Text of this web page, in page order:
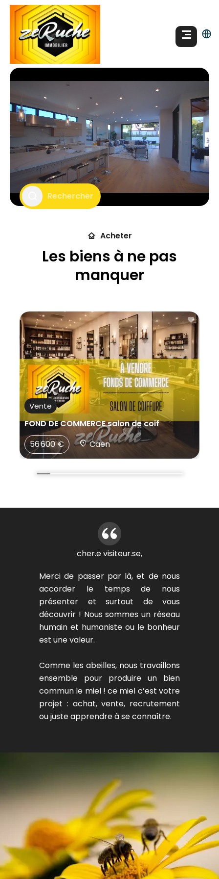
Rechercher
Ville
critères
Acheter
Les biens à ne pas
manquer
Vente
FOND DE COMMERCE salon de coif
56 600 €
Caen
cher.e visiteur.se,
Merci de passer par là, et de nous
accorder le temps de nous
présenter et surtout de vous
découvrir ! Nous sommes un réseau
humain et humaniste ou le bonheur
est une valeur.
Comme les abeilles, nous travaillons
ensemble pour produire un bien
commun le miel ! ce miel c’est votre
projet : achat, vente, recrutement
ou juste apprendre à se connaître.